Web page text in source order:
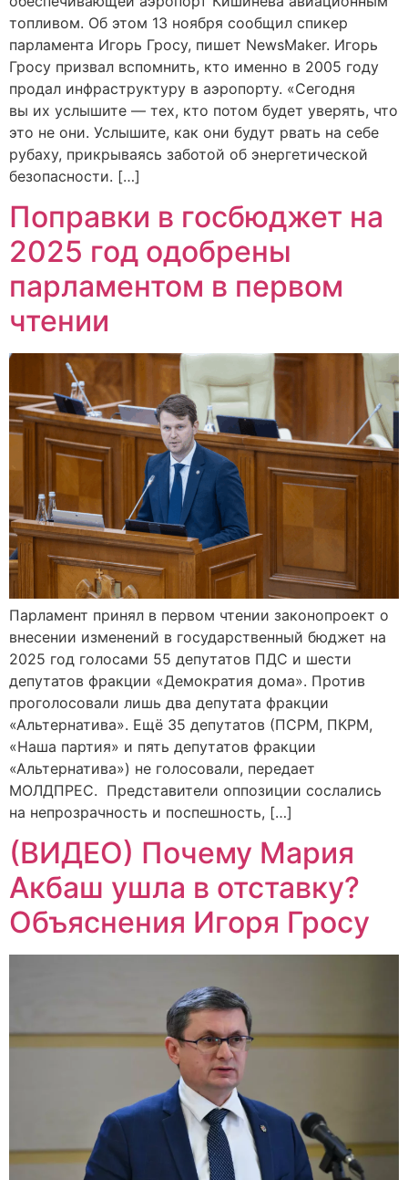
топливом. Об этом 13 ноября сообщил спикер
парламента Игорь Гросу, пишет NewsMaker. Игорь
Гросу призвал вспомнить, кто именно в 2005 году
продал инфраструктуру в аэропорту. «Сегодня
вы их услышите — тех, кто потом будет уверять, что
это не они. Услышите, как они будут рвать на себе
рубаху, прикрываясь заботой об энергетической
безопасности. […]
Поправки в госбюджет на
2025 год одобрены
парламентом в первом
чтении
Парламент принял в первом чтении законопроект о
внесении изменений в государственный бюджет на
2025 год голосами 55 депутатов ПДС и шести
депутатов фракции «Демократия дома». Против
проголосовали лишь два депутата фракции
«Альтернатива». Ещё 35 депутатов (ПСРМ, ПКРМ,
«Наша партия» и пять депутатов фракции
«Альтернатива») не голосовали, передает
МОЛДПРЕС. Представители оппозиции сослались
на непрозрачность и поспешность, […]
(ВИДЕО) Почему Мария
Акбаш ушла в отставку?
Объяснения Игоря Гросу